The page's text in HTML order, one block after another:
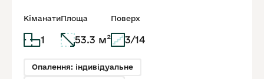
Кіманати
1
Площа
53.3 м²
Поверх
3/14
Опалення: індивідуальне